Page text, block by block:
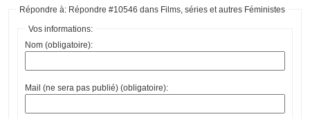
Répondre à: Répondre #10546 dans Films, séries et autres Féministes
Vos informations:
Nom (obligatoire):
Mail (ne sera pas publié) (obligatoire):